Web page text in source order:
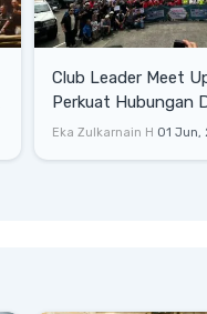
Club Leader Meet
Perkuat Hubungan
Dengan Komunitas
Eka Zulkarnain H 01 Jun,